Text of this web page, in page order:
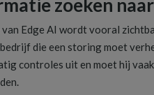
zoeken
van Edge AI wordt vooral
die een storing moet
controles uit en moet hij